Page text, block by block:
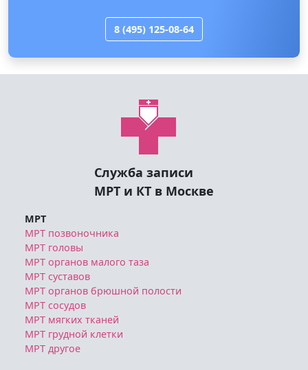
8 (495) 125-08-64
Служба записи
МРТ и КТ в Москве
МРТ
МРТ позвоночника
МРТ головы
МРТ органов малого таза
МРТ суставов
МРТ органов брюшной полости
МРТ сосудов
МРТ мягких тканей
МРТ грудной клетки
МРТ другое